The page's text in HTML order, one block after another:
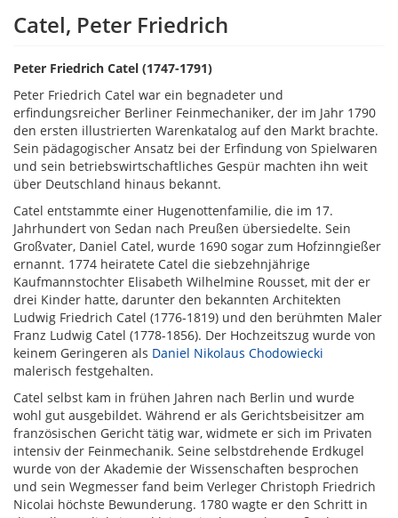
Catel, Peter Friedrich
Peter Friedrich Catel (1747-1791)
Peter Friedrich Catel war ein begnadeter und
erfindungsreicher Berliner Feinmechaniker, der im Jahr 1790
den ersten illustrierten Warenkatalog auf den Markt brachte.
Sein pädagogischer Ansatz bei der Erfindung von Spielwaren
und sein betriebswirtschaftliches Gespür machten ihn weit
über Deutschland hinaus bekannt.
Catel entstammte einer Hugenottenfamilie, die im 17.
Jahrhundert von Sedan nach Preußen übersiedelte. Sein
Großvater, Daniel Catel, wurde 1690 sogar zum Hofzinngießer
ernannt. 1774 heiratete Catel die siebzehnjährige
Kaufmannstochter Elisabeth Wilhelmine Rousset, mit der er
drei Kinder hatte, darunter den bekannten Architekten
Ludwig Friedrich Catel (1776-1819) und den berühmten Maler
Franz Ludwig Catel (1778-1856). Der Hochzeitszug wurde von
keinem Geringeren als Daniel Nikolaus Chodowiecki
malerisch festgehalten.
Catel selbst kam in frühen Jahren nach Berlin und wurde
wohl gut ausgebildet. Während er als Gerichtsbeisitzer am
französischen Gericht tätig war, widmete er sich im Privaten
intensiv der Feinmechanik. Seine selbstdrehende Erdkugel
wurde von der Akademie der Wissenschaften besprochen
und sein Wegmesser fand beim Verleger Christoph Friedrich
Nicolai höchste Bewunderung. 1780 wagte er den Schritt in